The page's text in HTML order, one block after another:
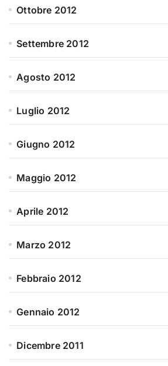
Ottobre 2012
Settembre 2012
Agosto 2012
Luglio 2012
Giugno 2012
Maggio 2012
Aprile 2012
Marzo 2012
Febbraio 2012
Gennaio 2012
Dicembre 2011